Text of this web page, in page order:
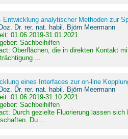
Entwicklung analytischer Methoden zur
Dr. rer. nat. habil. Björn Meermann
01.06.2019-31.01.2021
Sachbeihilfen
Oberflächen, die in direkten Kontakt
...
eines Interfaces zur on-line
Dr. rer. nat. habil. Björn Meermann
01.06.2019-31.10.2021
Sachbeihilfen
Durch gezielte Fluorierung lassen
Du ...